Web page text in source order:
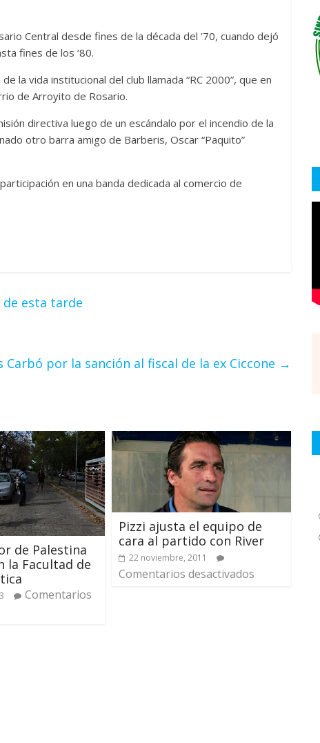
Central desde fines de la década del ‘70, cuando dejó
fines de los ‘80.
la vida institucional del club llamada “RC 2000”, que en
de Arroyito de Rosario.
directiva luego de un escándalo por el incendio de la
otro barra amigo de Barberis, Oscar “Paquito”
en una banda dedicada al comercio de
esta tarde
Carbó por la sanción al fiscal de la ex Ciccone →
de Palestina
la Facultad de
Comentarios
Pizzi ajusta el equipo de
cara al partido con River
22 noviembre, 2011
Comentarios desactivados